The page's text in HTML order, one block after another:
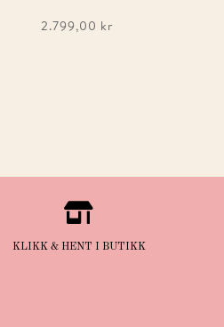
2.799,00 kr

KLIKK & HENT I BUTIKK